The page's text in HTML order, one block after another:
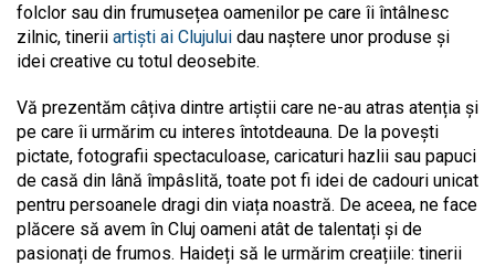
folclor sau din frumusețea oamenilor pe care îi întâlnesc
zilnic, tinerii artiști ai Clujului dau naștere unor produse și
idei creative cu totul deosebite.
Vă prezentăm câțiva dintre artiștii care ne-au atras atenția și
pe care îi urmărim cu interes întotdeauna. De la povești
pictate, fotografii spectaculoase, caricaturi hazlii sau papuci
de casă din lână împâslită, toate pot fi idei de cadouri unicat
pentru persoanele dragi din viața noastră. De aceea, ne face
plăcere să avem în Cluj oameni atât de talentați și de
pasionați de frumos. Haideți să le urmărim creațiile: tinerii